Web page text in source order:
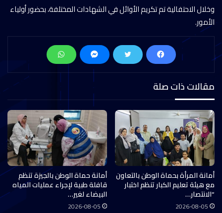
وخلال الاحتفالية تم تكريم الأوائل في الشهادات المختلفة، بحضور أولياء
الأمور.
مقالات ذات صلة
أمانة المرأة بحماة الوطن بالتعاون
مع هيئة تعليم الكبار تنظم اختبار
“الانتصار…
2026-08-05
أمانة حماة الوطن بالجيزة تنظم
قافلة طبية لإجراء عمليات المياه
البيضاء لغير…
2026-08-05